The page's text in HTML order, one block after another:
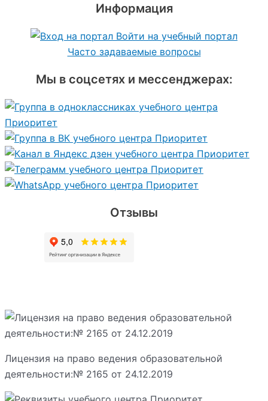
Информация
Войти на учебный портал
Часто задаваемые вопросы
Мы в соцсетях и мессенджерах:
Отзывы
Лицензия на право ведения образовательной
деятельности:№ 2165 от 24.12.2019